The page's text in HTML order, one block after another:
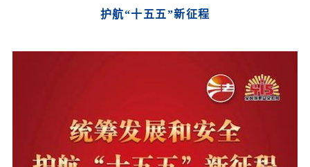
护航“十五五”新征程